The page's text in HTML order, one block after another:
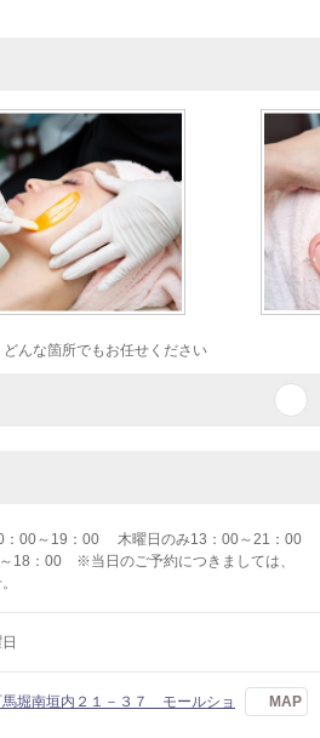
んな箇所でもお任せください
：00～19：00 木曜日のみ13：00～21：00
：00 ※当日のご予約につきましては、
堀南垣内２１－３７ モールショ
MAP